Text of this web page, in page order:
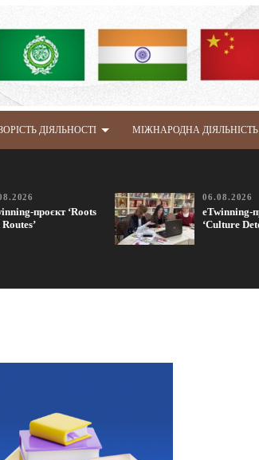
ДІЯЛЬНОСТІ МІЖНАРОДНА ДІЯЛЬНІСТЬ
проєкт ‘Roots
06.08.2026
eTwinning-
‘Culture